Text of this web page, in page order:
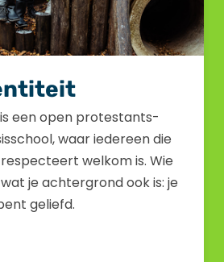
een open protestants-
waar iedereen die
welkom is. Wie
je achtergrond ook is: je
geliefd.